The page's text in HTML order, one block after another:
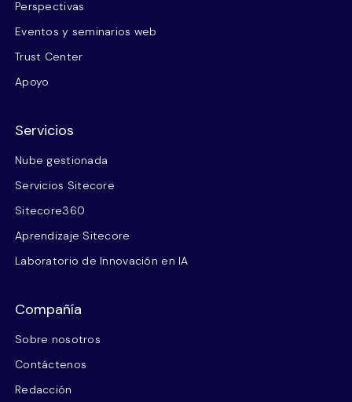
Perspectivas
Eventos y seminarios web
Trust Center
Apoyo
Servicios
Nube gestionada
Servicios Sitecore
Sitecore360
Aprendizaje Sitecore
Laboratorio de Innovación en IA
Compañía
Sobre nosotros
Contáctenos
Redacción